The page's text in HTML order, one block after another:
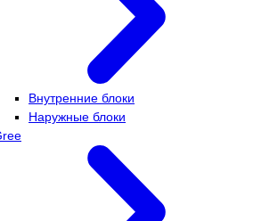
Внутренние блоки
Наружные блоки